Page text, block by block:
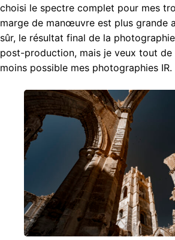
choisi le spectre complet pour mes
marge de manœuvre est plus grande
sûr, le résultat final de la
post-production, mais je veux tout de
moins possible mes photographies IR.